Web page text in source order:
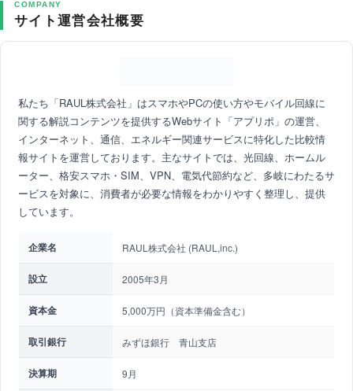
COMPANY
サイト運営会社概要
私たち「RAUL株式会社」はスマホやPCの使い方やモバイル回線に
関する解説コンテンツを提供するWebサイト「アプリポ」の運営、
インターネット、通信、エネルギー関連サービスに特化した比較情
報サイトを運営しております。主なサイトでは、光回線、ホームル
ーター、格安スマホ・SIM、VPN、電気代節約など、多岐にわたるサ
ービスを対象に、消費者が必要な情報をわかりやすく整理し、提供
しています。
企業名 RAUL株式会社 (RAUL,inc.)
設立 2005年3月
資本金 5,000万円（資本準備金含む）
取引銀行 みずほ銀行 青山支店
決算期 9月